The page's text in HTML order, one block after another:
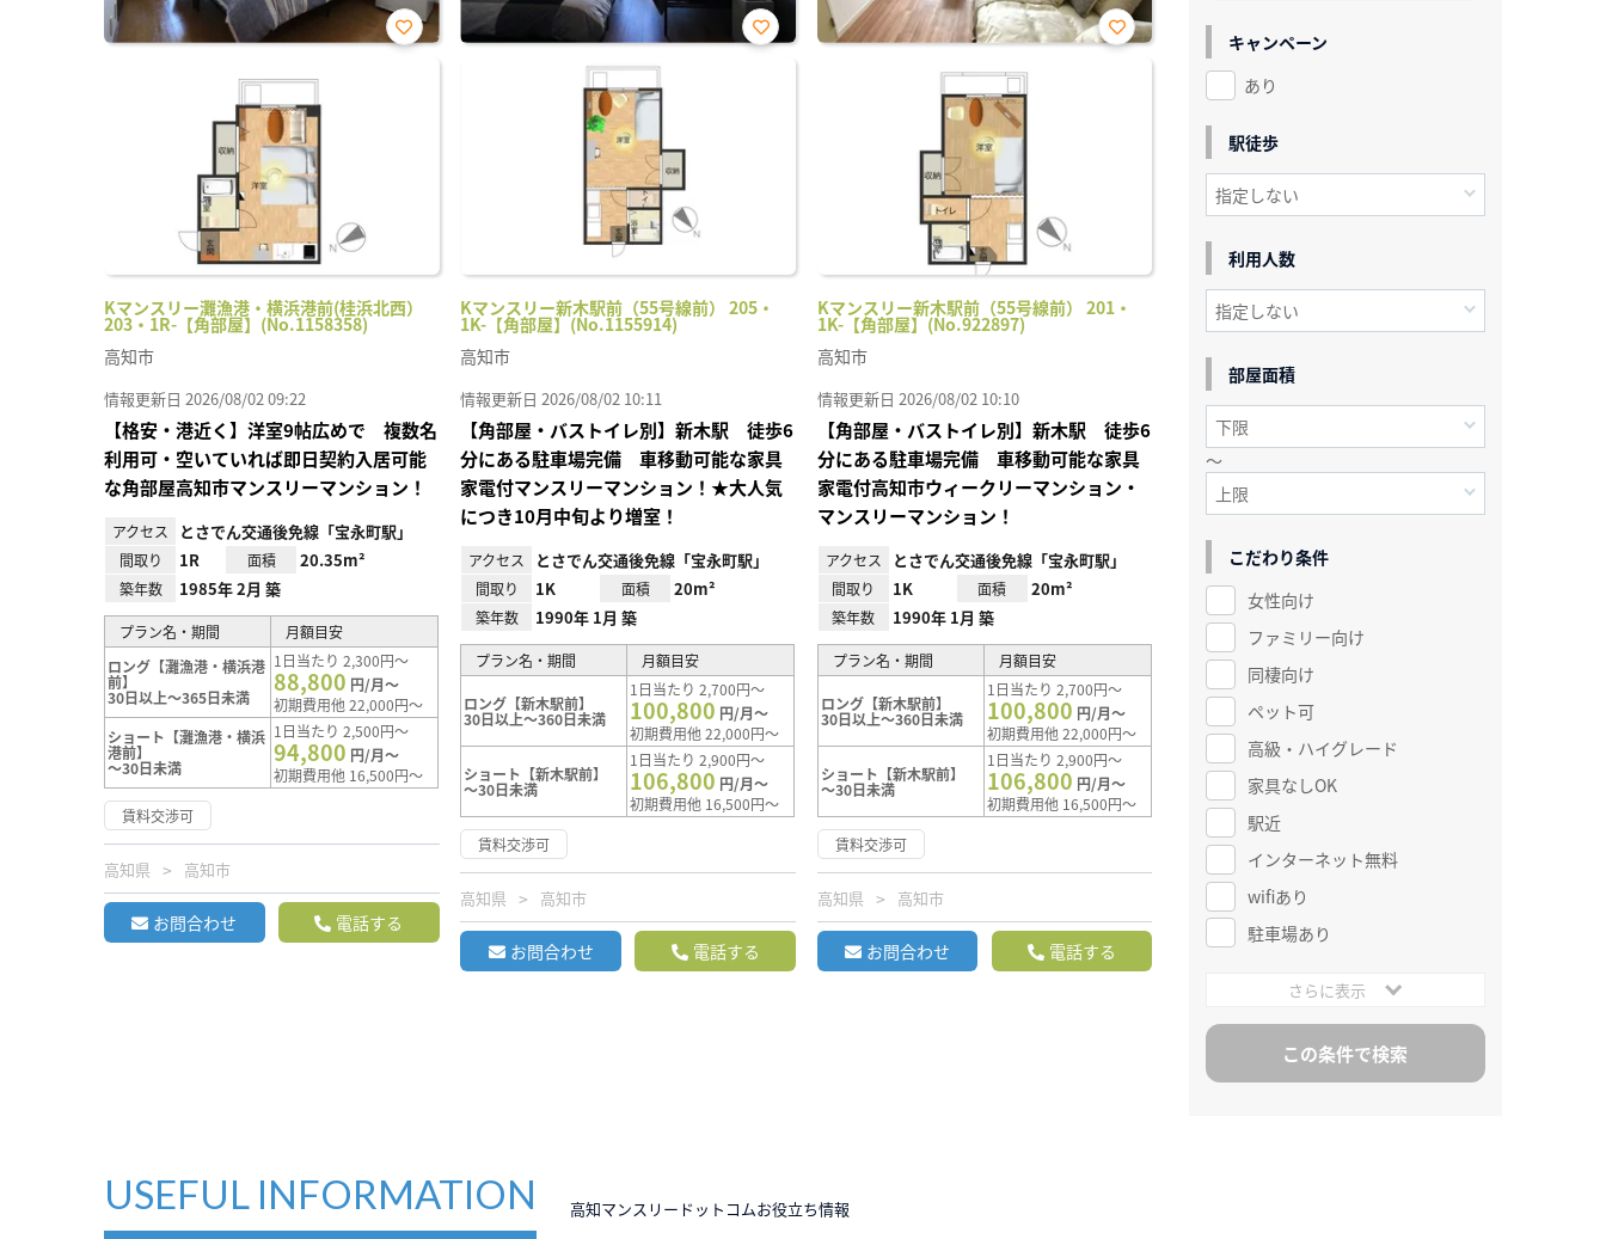
Kマンスリー灘漁港・横浜港前(桂浜北西）
203・1R-【角部屋】(No.1158358)
お気
高知市
情報更新日 2026/08/02 09:22
【格安・港近く】洋室9帖広めで 複数名
利用可・空いていれば即日契約入居可能
な角部屋高知市マンスリーマンション！
アクセス とさでん交通後免線「宝永町駅」
間取り 1R 面積 20.35m²
築年数 1985年 2月 築
プラン名・期間
月額目安
ロング【灘漁港・横浜港
前】
30日以上～365日未満
1日当たり 2,300円～
88,800 円/月～
初期費用他 22,000円～
ショート【灘漁港・横浜
港前】
～30日未満
1日当たり 2,500円～
94,800 円/月～
初期費用他 16,500円～
賃料交渉可
高知県 高知市
お問合わせ 電話する
Kマンスリー新木駅前（55号線前） 205・
1K-【角部屋】(No.1155914)
お気
高知市
情報更新日 2026/08/02 10:11
【角部屋・バストイレ別】新木駅 徒歩6
分にある駐車場完備 車移動可能な家具
家電付マンスリーマンション！★大人気
につき10月中旬より増室！
アクセス とさでん交通後免線「宝永町駅」
間取り 1K 面積 20m²
築年数 1990年 1月 築
プラン名・期間 月額目安
ロング【新木駅前】
30日以上～360日未満
1日当たり 2,700円～
100,800 円/月～
初期費用他 22,000円～
ショート【新木駅前】
～30日未満
1日当たり 2,900円～
106,800 円/月～
初期費用他 16,500円～
賃料交渉可
高知県 高知市
お問合わせ 電話する
Kマンスリー新木駅前（55号線前） 201・
1K-【角部屋】(No.922897)
お気
高知市
情報更新日 2026/08/02 10:10
【角部屋・バストイレ別】新木駅 徒歩6
分にある駐車場完備 車移動可能な家具
家電付高知市ウィークリーマンション・
マンスリーマンション！
アクセス とさでん交通後免線「宝永町駅」
間取り 1K 面積 20m²
築年数 1990年 1月 築
プラン名・期間 月額目安
ロング【新木駅前】
30日以上～360日未満
1日当たり 2,700円～
100,800 円/月～
初期費用他 22,000円～
ショート【新木駅前】
～30日未満
1日当たり 2,900円～
106,800 円/月～
初期費用他 16,500円～
賃料交渉可
高知県 高知市
お問合わせ 電話する
キャンペーン
あり
駅徒歩
利用人数
部屋面積
～
こだわり条件
女性向け
ファミリー向け
同棲向け
ペット可
高級・ハイグレード
家具なしOK
駅近
インターネット無料
wifiあり
駐車場あり
さらに表示
USEFUL INFORMATION 高知マンスリードットコムお役立ち情報